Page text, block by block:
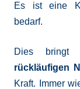
Es ist eine
bedarf.
Dies
rückläufigen
Kraft. Immer